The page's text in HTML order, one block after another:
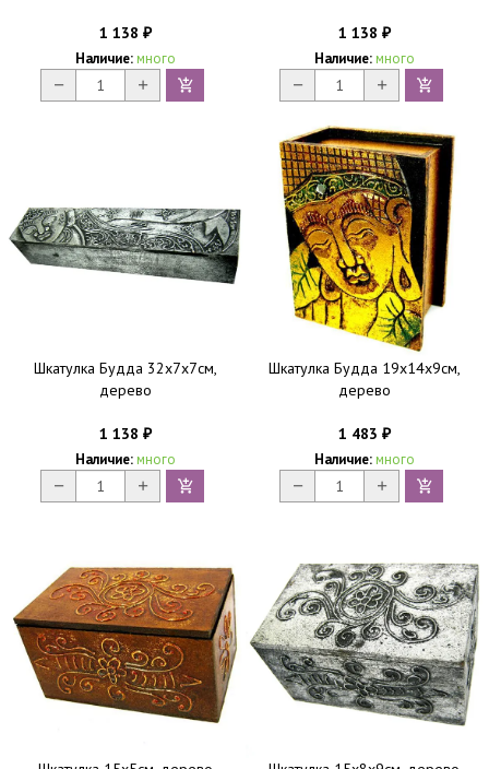
1 138 ₽
Наличие: много
1 138 ₽
Наличие: много
Шкатулка Будда 32х7х7см,
дерево
1 138 ₽
Наличие: много
Шкатулка Будда 19x14х9см,
дерево
1 483 ₽
Наличие: много